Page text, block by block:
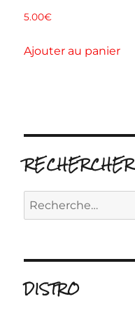
5.00€
Ajouter au panier
RECHERCHER
Recherche
pour :
DISTRO